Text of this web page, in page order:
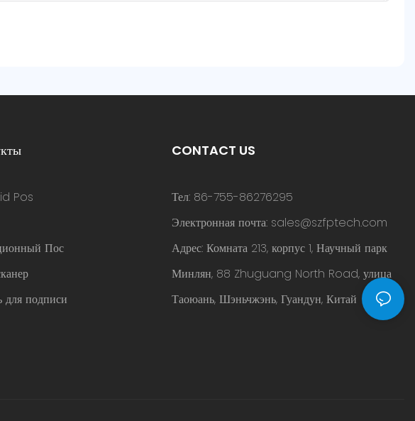
Pos
Пос
для подписи
CONTACT US
Тел: 86-755-86276295
Электронная почта: sales@szfptech.com
Адрес: Комната 213, корпус 1, Научный парк
Минлян, 88 Zhuguang North Road, улица
Таоюань, Шэньчжэнь, Гуандун, Китай